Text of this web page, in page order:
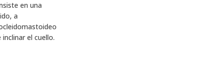
en una
a
el cuello.